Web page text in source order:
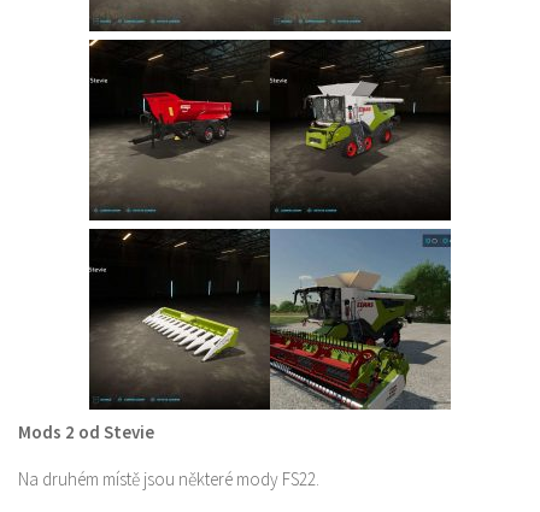
Mods 2 od Stevie
Na druhém místě jsou některé mody FS22.